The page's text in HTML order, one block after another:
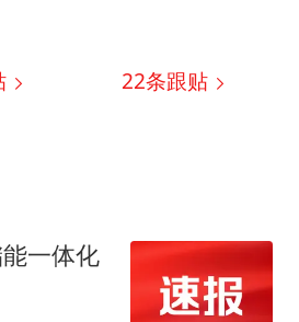
22条跟贴
一体化